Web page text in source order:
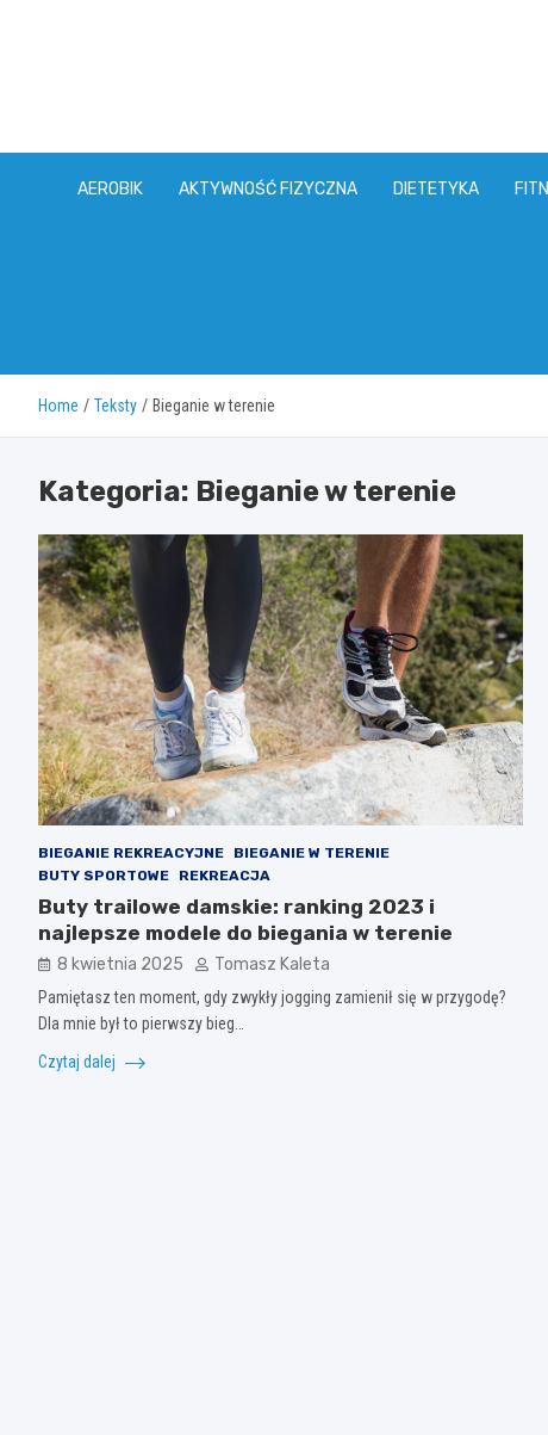
AEROBIK AKTYWNOŚĆ FIZYCZNA DIETETYKA
Home Teksty Bieganie w terenie
Kategoria: Bieganie w terenie
BIEGANIE REKREACYJNE
BIEGANIE W TERENIE
BUTY SPORTOWE
REKREACJA
Buty trailowe damskie: ranking 2023 i
najlepsze modele do biegania w terenie
8 kwietnia 2025 Tomasz Kaleta
Pamiętasz ten moment, gdy zwykły jogging zamienił się w przygodę?
Dla mnie był to pierwszy bieg…
Czytaj dalej